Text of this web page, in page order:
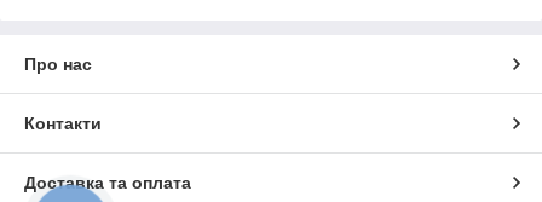
Про нас
Контакти
Доставка та оплата